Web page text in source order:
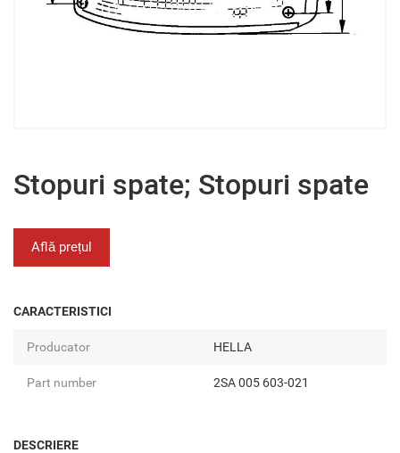
Stopuri spate; Stopuri spate
Află prețul
CARACTERISTICI
Producator HELLA
Part number 2SA 005 603-021
DESCRIERE